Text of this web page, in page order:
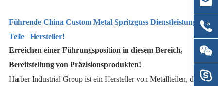
Führende China Custom Metal Spritzguss Dienstleistungen
Teile Hersteller!
Erreichen einer Führungsposition in diesem Bereich,
Bereitstellung von Präzisionsprodukten!
Harber Industrial Group ist ein Hersteller von Metallteilen, die